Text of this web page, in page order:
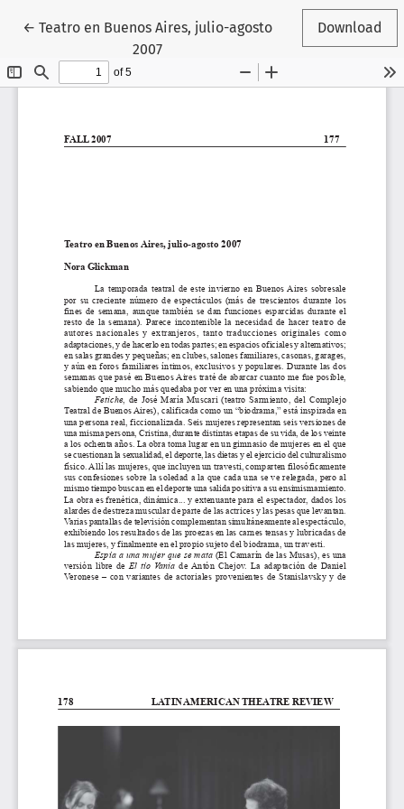
←Return to Article Details
Teatro en Buenos Aires, julio-agosto
2007
Download